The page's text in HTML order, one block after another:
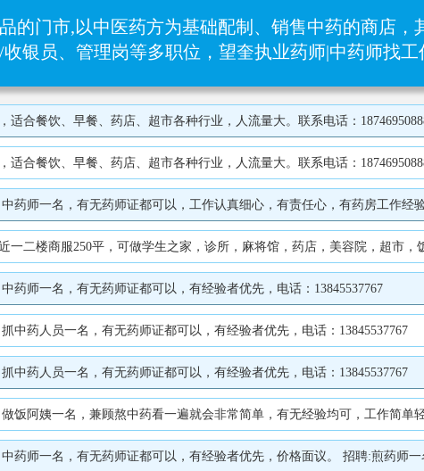
的门市,以中医药方为基础配制、销售中药的商店
银员、管理岗等多职位，望奎执业药师|中药师找工
适合餐饮、早餐、药店、超市各种行业，人流量大。联系电话：
适合餐饮、早餐、药店、超市各种行业，人流量大。联系电话：
药师一名，有无药师证都可以，工作认真细心，有责任心，有药房工作经验
一二楼商服250平，可做学生之家，诊所，麻将馆，药店，美容院，超市，
药师一名，有无药师证都可以，有经验者优先，电话：13845537767
中药人员一名，有无药师证都可以，有经验者优先，电话：13845537767
中药人员一名，有无药师证都可以，有经验者优先，电话：13845537767
饭阿姨一名，兼顾熬中药看一遍就会非常简单，有无经验均可，工作简单
师一名，有无药师证都可以，有经验者优先，价格面议。 招聘:煎药师一名，女